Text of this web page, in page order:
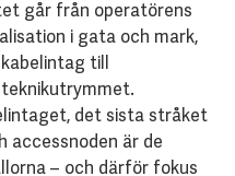
går från operatörens
i gata och mark,
till
det sista stråket
accessnoden är de
– och därför fokus